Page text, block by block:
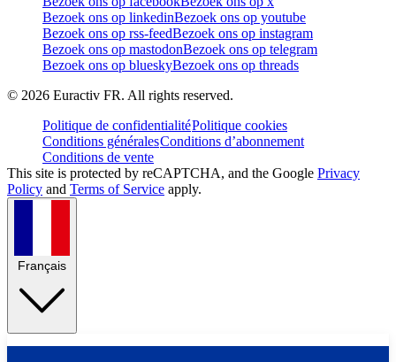
Bezoek ons op linkedinBezoek ons op youtube
Bezoek ons op rss-feedBezoek ons op instagram
Bezoek ons op mastodonBezoek ons op telegram
Bezoek ons op blueskyBezoek ons op threads
© 2026 Euractiv FR. All rights reserved.
Politique de confidentialitéPolitique cookies
Conditions généralesConditions d’abonnement
Conditions de vente
This site is protected by reCAPTCHA, and the Google Privacy
Policy and Terms of Service apply.
Français